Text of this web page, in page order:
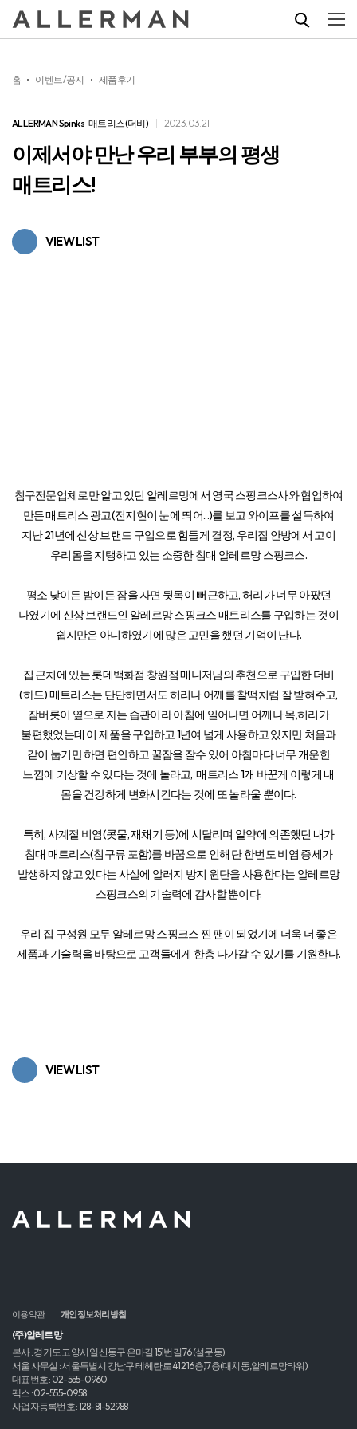
홈 이벤트/공지 제품후기
ALLERMAN Spinks​ 매트리스(더비) 2023.03.21
이제서야 만난 우리 부부의 평생
매트리스!
VIEW LIST
침구전문업체로만 알고 있던 알레르망에서 영국 스핑크스사와 협업하여
만든 매트리스 광고(전지현이 눈에 띄어...)를 보고 와이프를 설득하여
지난 21년에 신상 브랜드 구입으로 힘들게 결정, 우리집 안방에서 고이
우리몸을 지탱하고 있는 소중한 침대 알레르망 스핑크스.
평소 낮이든 밤이든 잠을 자면 뒷목이 뻐근하고, 허리가 너무 아팠던
나였기에 신상 브랜드인 알레르망 스핑크스 매트리스를 구입하는 것이
쉽지만은 아니하였기에 많은 고민을 했던 기억이 난다.
집 근처에 있는 롯데백화점 창원점 매니저님의 추천으로 구입한 더비
(하드) 매트리스는 단단하면서도 허리나 어깨를 찰떡처럼 잘 받혀주고,
잠버릇이 옆으로 자는 습관이라 아침에 일어나면 어깨나 목,허리가
불편했었는데 이 제품을 구입하고 1년여 넘게 사용하고 있지만 처음과
같이 눕기만 하면 편안하고 꿀잠을 잘수 있어 아침마다 너무 개운한
느낌에 기상할 수 있다는 것에 놀라고, 매트리스 1개 바꾼게 이렇게 내
몸을 건강하게 변화시킨다는 것에 또 놀라울 뿐이다.
특히, 사계절 비염(콧물, 재채기 등)에 시달리며 알약에 의존했던 내가
침대 매트리스(침구류 포함)를 바꿈으로 인해 단 한번도 비염 증세가
발생하지 않고 있다는 사실에 알러지 방지 원단을 사용한다는 알레르망
스핑크스의 기술력에 감사할 뿐이다.
우리 집 구성원 모두 알레르망 스핑크스 찐 팬이 되었기에 더욱 더 좋은
제품과 기술력을 바탕으로 고객들에게 한층 다가갈 수 있기를 기원한다.
VIEW LIST
이용약관 개인정보처리방침
(주)알레르망
본사 : 경기도 고양시 일산동구 은마길 151번길 76 (설문동)
서울 사무실 : 서울특별시 강남구 테헤란로 412 16층,17층(대치동,알레르망타워)
대표번호 : 02-555-0960
팩스 : 02-555-0958
사업자등록번호 : 128-81-52988